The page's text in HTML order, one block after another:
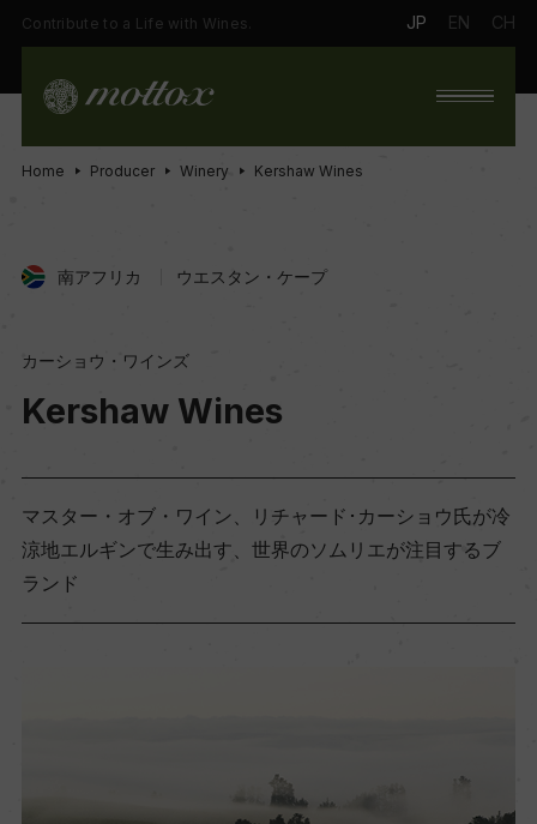
Contribute to a Life with Wines. JP EN CH
Home Producer Winery Kershaw Wines
南アフリカ ウエスタン・ケープ
カーショウ・ワインズ
Kershaw Wines
マスター・オブ・ワイン、リチャード･カーショウ氏が冷
涼地エルギンで生み出す、世界のソムリエが注目するブ
ランド